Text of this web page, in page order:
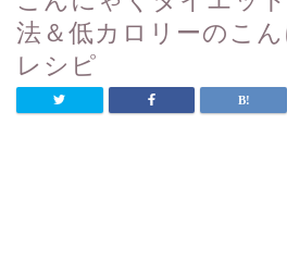
法＆低カロリーのこ
レシピ